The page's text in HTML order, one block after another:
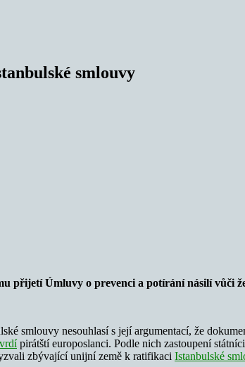
smlouvy
přijetíÚmluvy o prevenci a potírání násilí vůči
smlouvy nesouhlasí s její argumentací, že
pirátští europoslanci. Podle nich zastoupení
zbývající unijní země k ratifikaci Istanbulské